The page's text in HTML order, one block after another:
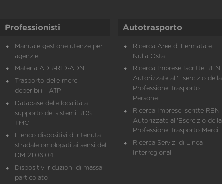
Professionisti
Manuale gestione utenze per
agenzie
Materia ADR-RID-ADN
Trasporto delle merci
deperibili - ATP
Database delle località a
supporto dei sistemi RDS
TMC
Elenco dispositivi di ritenuta
stradale omologati ai sensi del
DM 21.06.04
Dispositivi riduzioni di massa
particolato
Autotrasporto
Ricerca Aree di Fermata e
Nulla Osta
Ricerca Imprese Iscritte REN
Autorizzate all'Esercizio della
Professione Trasporto
Persone
Ricerca Imprese iscritte REN
Autorizzate all'Esercizio della
Professione Trasporto Merci
Ricerca Servizi di Linea
Interregionali